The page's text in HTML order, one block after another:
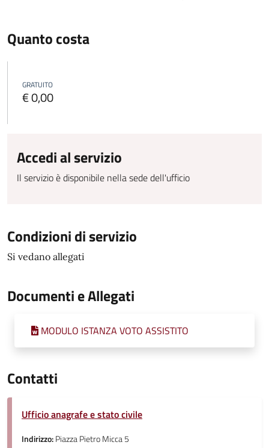
Quanto costa
GRATUITO
€ 0,00
Accedi al servizio
Il servizio è disponibile nella sede dell'ufficio
Condizioni di servizio
Si vedano allegati
Documenti e Allegati
MODULO ISTANZA VOTO ASSISTITO
Contatti
Ufficio anagrafe e stato civile
Indirizzo:Piazza Pietro Micca 5